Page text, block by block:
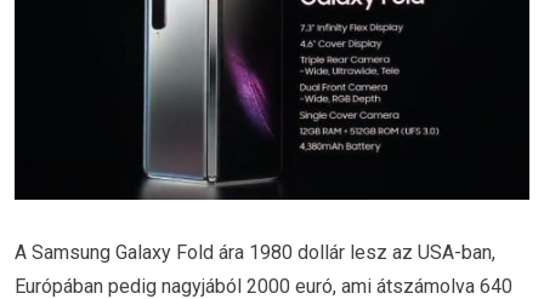
A Samsung Galaxy Fold ára 1980 dollár lesz az USA-ban,
Európában pedig nagyjából 2000 euró, ami átszámolva 640